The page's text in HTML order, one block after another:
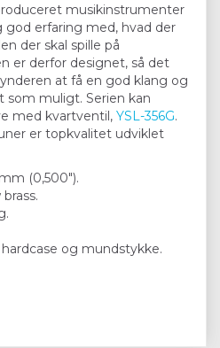
musikinstrumenter
god erfaring med, hvad der
der skal spille på
er derfor designet, så det
at få en god klang og
som muligt. Serien kan
med kvartventil, YSL-356G.
er topkvalitet udviklet
(0,500").
og mundstykke.